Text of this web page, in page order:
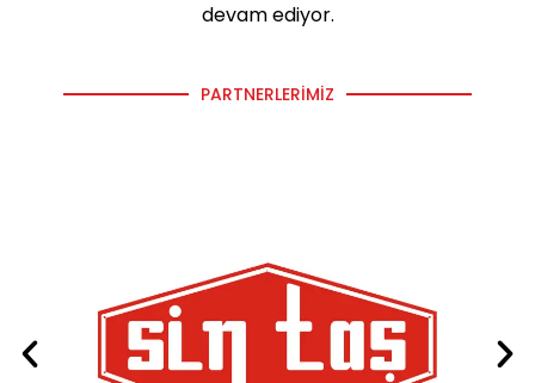
devam ediyor.
PARTNERLERIMIZ